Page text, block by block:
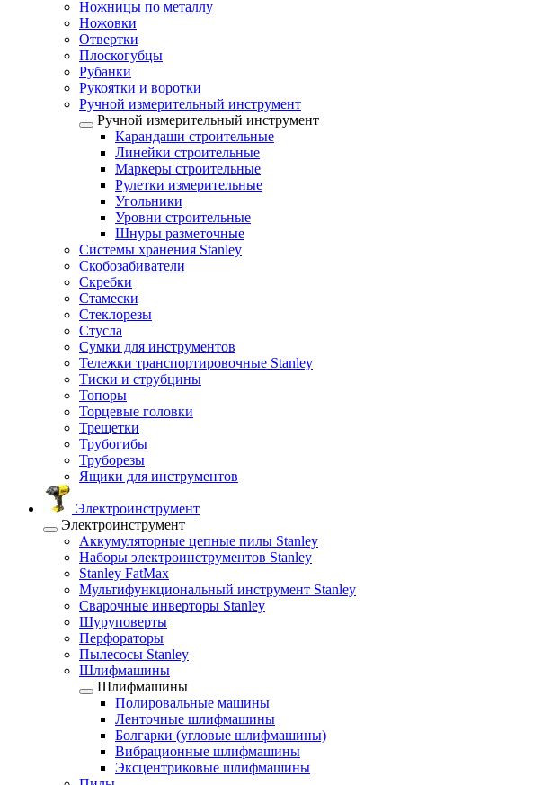
Ножницы по металлу
Ножовки
Отвертки
Плоскогубцы
Рубанки
Рукоятки и воротки
Ручной измерительный инструмент
Ручной измерительный инструмент
Карандаши строительные
Линейки строительные
Маркеры строительные
Рулетки измерительные
Угольники
Уровни строительные
Шнуры разметочные
Системы хранения Stanley
Скобозабиватели
Скребки
Стамески
Стеклорезы
Стусла
Сумки для инструментов
Тележки транспортировочные Stanley
Тиски и струбцины
Топоры
Торцевые головки
Трещетки
Трубогибы
Труборезы
Ящики для инструментов
Электроинструмент
Электроинструмент
Аккумуляторные цепные пилы Stanley
Наборы электроинструментов Stanley
Stanley FatMax
Мультифункциональный инструмент Stanley
Сварочные инверторы Stanley
Шуруповерты
Перфораторы
Пылесосы Stanley
Шлифмашины
Шлифмашины
Полировальные машины
Ленточные шлифмашины
Болгарки (угловые шлифмашины)
Вибрационные шлифмашины
Эксцентриковые шлифмашины